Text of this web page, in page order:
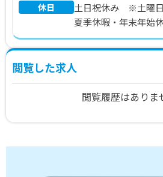
休日
土日祝休み ※土曜
夏季休暇・年末年始
年間休日110日
閲覧した求人
閲覧履歴はありま